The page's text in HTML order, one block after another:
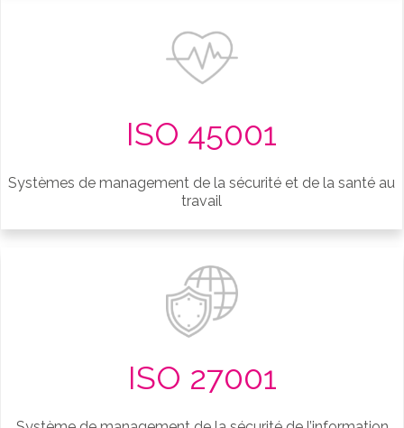
ISO 45001
Systèmes de management de la sécurité et de la santé au
travail
ISO 27001